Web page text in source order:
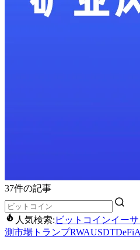
37件の記事
人気検索: ビットコインイー
測市場 トランプRWAUSDTDeFi